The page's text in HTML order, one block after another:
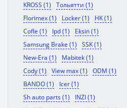
KROSS (1)
Тольятти (1)
Florimex (1)
Locker (1)
HK (1)
Cofle (1)
Ipd (1)
Eksin (1)
Samsung Brake (1)
SSK (1)
New-Era (1)
Mabitek (1)
Cody (1)
View max (1)
ODM (1)
BANDO (1)
Icer (1)
Sh auto parts (1)
INZI (1)